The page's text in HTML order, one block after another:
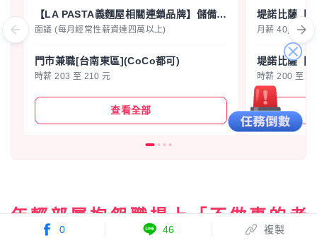
0 46 複製
【LA PASTA義麵屋相關連鎖品牌】儲備店長
面議 (每月經常性薪資達四萬以上)
門市兼職[台南東區](CoCo都可)
時薪 203 至 210 元
查看全部
月薪 40,000
時薪 200 至
年輕部屬抱怨職場上「不做事的老
關
閉